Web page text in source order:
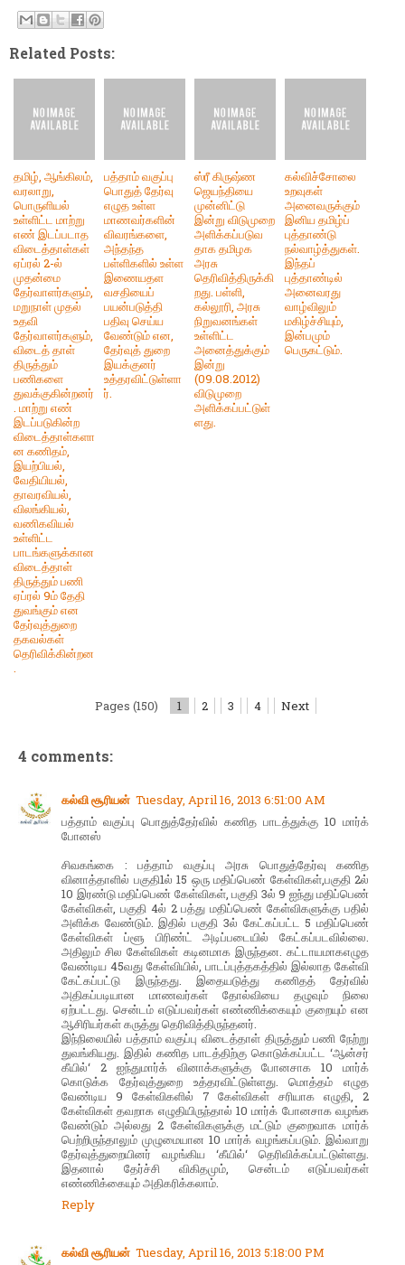
Related Posts:
தமிழ், ஆங்கிலம்,
வரலாறு,
பொருளியல்
உள்ளிட்ட மாற்று
எண் இடப்படாத
விடைத்தாள்கள்
ஏப்ரல் 2-ல்
முதன்மை
தேர்வாளர்களும்,
மறுநாள் முதல்
உதவி
தேர்வாளர்களும்,
விடைத் தாள்
திருத்தும்
பணிகளை
துவக்குகின்றனர்
. மாற்று எண்
இடப்படுகின்ற
விடைத்தாள்களா
ன கணிதம்,
இயற்பியல்,
வேதியியல்,
தாவரவியல்,
விலங்கியல்,
வணிகவியல்
உள்ளிட்ட
பாடங்களுக்கான
விடைத்தாள்
திருத்தும் பணி
ஏப்ரல் 9ம் தேதி
துவங்கும் என
தேர்வுத்துறை
தகவல்கள்
தெரிவிக்கின்றன
.
பத்தாம் வகுப்பு
பொதுத் தேர்வு
எழுத உள்ள
மாணவர்களின்
விவரங்களை,
அந்தந்த
பள்ளிகளில் உள்ள
இணையதள
வசதியைப்
பயன்படுத்தி
பதிவு செய்ய
வேண்டும் என,
தேர்வுத் துறை
இயக்குனர்
உத்தரவிட்டுள்ளா
ர்.
ஸ்ரீ கிருஷ்ண
ஜெயந்தியை
முன்னிட்டு
இன்று விடுமுறை
அளிக்கப்படுவ
தாக தமிழக
அரசு
தெரிவித்திருக்கி
றது. பள்ளி,
கல்லூரி, அரசு
நிறுவனங்கள்
உள்ளிட்ட
அனைத்துக்கும்
இன்று
(09.08.2012)
விடுமுறை
அளிக்கப்பட்டுள்
ளது.
கல்விச்சோலை
உறவுகள்
அனைவருக்கும்
இனிய தமிழ்ப்
புத்தாண்டு
நல்வாழ்த்துகள்.
இந்தப்
புத்தாண்டில்
அனைவரது
வாழ்விலும்
மகிழ்ச்சியும்,
இன்பமும்
பெருகட்டும்.
Pages (150) 1 2 3 4 Next
4 comments:
கல்வி சூரியன் Tuesday, April 16, 2013 6:51:00 AM
பத்தாம் வகுப்பு பொதுத்தேர்வில் கணித பாடத்துக்கு 10 மார்க்
போனஸ்
சிவகங்கை : பத்தாம் வகுப்பு அரசு பொதுத்தேர்வு கணித
வினாத்தாளில் பகுதி1ல் 15 ஒரு மதிப்பெண் கேள்விகள்,பகுதி 2ல்
10 இரண்டு மதிப்பெண் கேள்விகள், பகுதி 3ல் 9 ஐந்து மதிப்பெண்
கேள்விகள், பகுதி 4ல் 2 பத்து மதிப்பெண் கேள்விகளுக்கு பதில்
அளிக்க வேண்டும். இதில் பகுதி 3ல் கேட்கப்பட்ட 5 மதிப்பெண்
கேள்விகள் ப்ளூ பிரிண்ட் அடிப்படையில் கேட்கப்படவில்லை.
அதிலும் சில கேள்விகள் கடினமாக இருந்தன. கட்டாயமாகஎழுத
வேண்டிய 45வது கேள்வியில், பாடப்புத்தகத்தில் இல்லாத கேள்வி
கேட்கப்பட்டு இருந்தது. இதையடுத்து கணிதத் தேர்வில்
அதிகப்படியான மாணவர்கள் தோல்வியை தழுவும் நிலை
ஏற்பட்டது. சென்டம் எடுப்பவர்கள் எண்ணிக்கையும் குறையும் என
ஆசிரியர்கள் கருத்து தெரிவித்திருந்தனர்.
இந்நிலையில் பத்தாம் வகுப்பு விடைத்தாள் திருத்தும் பணி நேற்று
துவங்கியது. இதில் கணித பாடத்திற்கு கொடுக்கப்பட்ட ‘ஆன்சர்
கீயில்‘ 2 ஐந்துமார்க் வினாக்களுக்கு போனசாக 10 மார்க்
கொடுக்க தேர்வுத்துறை உத்தரவிட்டுள்ளது. மொத்தம் எழுத
வேண்டிய 9 கேள்விகளில் 7 கேள்விகள் சரியாக எழுதி, 2
கேள்விகள் தவறாக எழுதியிருந்தால் 10 மார்க் போனசாக வழங்க
வேண்டும் அல்லது 2 கேள்விகளுக்கு மட்டும் குறைவாக மார்க்
பெற்றிருந்தாலும் முழுமையான 10 மார்க் வழங்கப்படும். இவ்வாறு
தேர்வுத்துறையினர் வழங்கிய ‘கீயில்‘ தெரிவிக்கப்பட்டுள்ளது.
இதனால் தேர்ச்சி விகிதமும், சென்டம் எடுப்பவர்கள்
எண்ணிக்கையும் அதிகரிக்கலாம்.
Reply
கல்வி சூரியன் Tuesday, April 16, 2013 5:18:00 PM